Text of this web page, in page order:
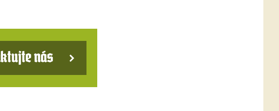
nás